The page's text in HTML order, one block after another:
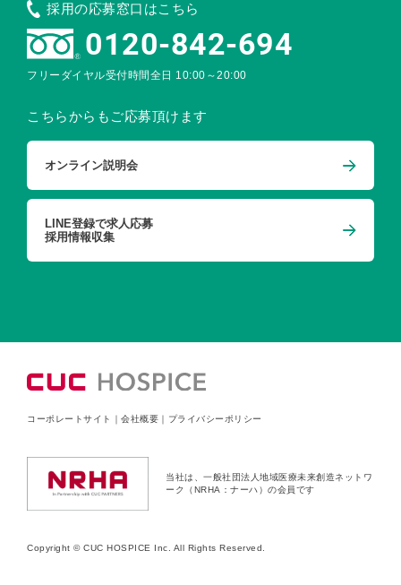
採用の応募窓口はこちら
0120-842-694
フリーダイヤル受付時間全日 10:00～20:00
こちらからもご応募頂けます
オンライン説明会
LINE登録で求人応募
採用情報収集
コーポレートサイト ｜ 会社概要 ｜ プライバシーポリシー
当社は、一般社団法人地域医療未来創造ネットワ
ーク（NRHA：ナーハ）の会員です
Copyright © CUC HOSPICE Inc. All Rights Reserved.